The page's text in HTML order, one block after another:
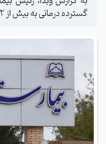
گسترده درمانی به بیش از ۱۱۲ هزار بیمار در سال ۱۴۰۴ خبر داد.